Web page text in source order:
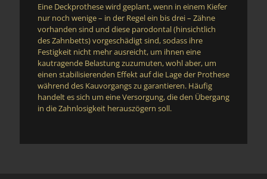
Eine Deckprothese wird geplant, wenn in einem Kiefer
nur noch wenige – in der Regel ein bis drei – Zähne
vorhanden sind und diese parodontal (hinsichtlich
des Zahnbetts) vorgeschädigt sind, sodass ihre
Festigkeit nicht mehr ausreicht, um ihnen eine
kautragende Belastung zuzumuten, wohl aber, um
einen stabilisierenden Effekt auf die Lage der Prothese
während des Kauvorgangs zu garantieren. Häufig
handelt es sich um eine Versorgung, die den Übergang
in die Zahnlosigkeit herauszögern soll.